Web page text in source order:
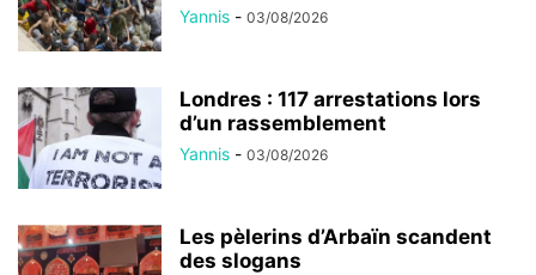
Yannis - 03/08/2026
Londres : 117 arrestations lors
d’un rassemblement
Yannis - 03/08/2026
Les pèlerins d’Arbaïn scandent
des slogans